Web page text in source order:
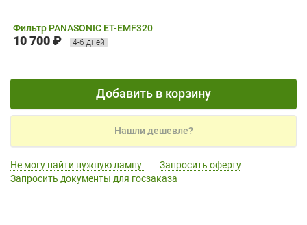
Фильтр PANASONIC ET-EMF320
10 700 ₽ 4-6 дней
Добавить в корзину
Нашли дешевле?
Не могу найти нужную лампу
Запросить оферту
Запросить документы для госзаказа